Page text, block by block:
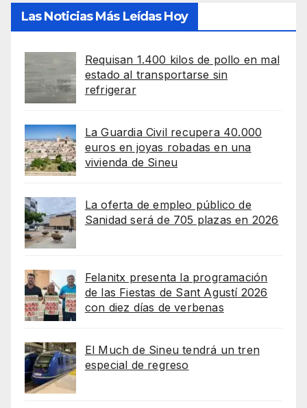
Las Noticias Más Leídas Hoy
Requisan 1.400 kilos de pollo en mal
estado al transportarse sin
refrigerar
La Guardia Civil recupera 40.000
euros en joyas robadas en una
vivienda de Sineu
La oferta de empleo público de
Sanidad será de 705 plazas en 2026
Felanitx presenta la programación
de las Fiestas de Sant Agustí 2026
con diez días de verbenas
El Much de Sineu tendrá un tren
especial de regreso